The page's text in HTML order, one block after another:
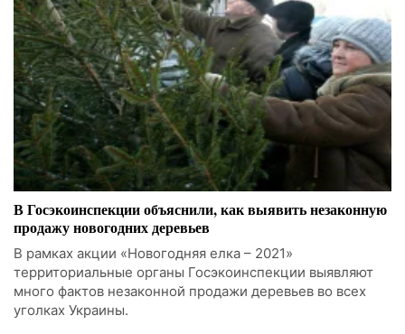
В Госэкоинспекции объяснили, как выявить незаконную
продажу новогодних деревьев
В рамках акции «Новогодняя елка – 2021»
территориальные органы Госэкоинспекции выявляют
много фактов незаконной продажи деревьев во всех
уголках Украины.